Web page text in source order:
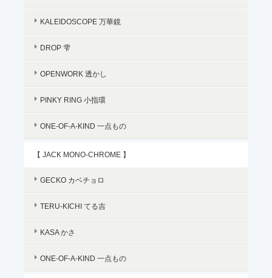
KALEIDOSCOPE 万華鏡
DROP 雫
OPENWORK 透かし
PINKY RING 小指環
ONE-OF-A-KIND 一点もの
【 JACK MONO-CHROME 】
GECKO カベチョロ
TERU-KICHI てる吉
KASA かさ
ONE-OF-A-KIND 一点もの